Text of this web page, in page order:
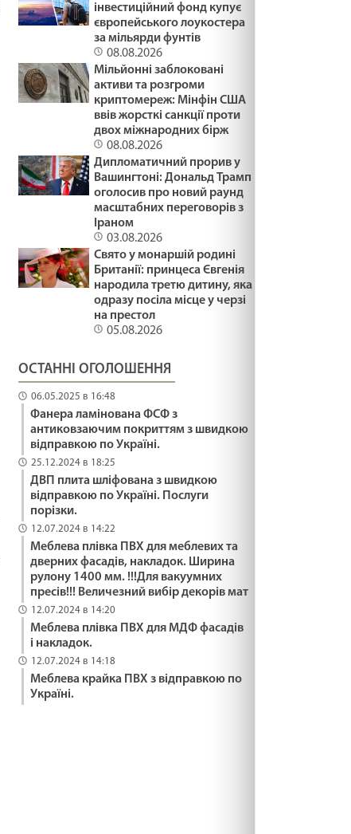
інвестиційний фонд купує
європейського лоукостера
за мільярди фунтів
08.08.2026
Мільйонні заблоковані
активи та розгроми
криптомереж: Мінфін США
ввів жорсткі санкції проти
двох міжнародних бірж
08.08.2026
Дипломатичний прорив у
Вашингтоні: Дональд Трамп
оголосив про новий раунд
масштабних переговорів з
Іраном
03.08.2026
Свято у монаршій родині
Британії: принцеса Євгенія
народила третю дитину, яка
одразу посіла місце у черзі
на престол
05.08.2026
ОСТАННІ ОГОЛОШЕННЯ
06.05.2025 в 16:48
Фанера ламінована ФСФ з
антиковзаючим покриттям з швидкою
відправкою по Україні.
25.12.2024 в 18:25
ДВП плита шліфована з швидкою
відправкою по Україні. Послуги
порізки.
12.07.2024 в 14:22
Меблева плівка ПВХ для меблевих та
дверних фасадів, накладок. Ширина
рулону 1400 мм. !!!Для вакуумних
пресів!!! Величезний вибір декорів мат
12.07.2024 в 14:20
Меблева плівка ПВХ для МДФ фасадів
і накладок.
12.07.2024 в 14:18
Меблева крайка ПВХ з відправкою по
Україні.